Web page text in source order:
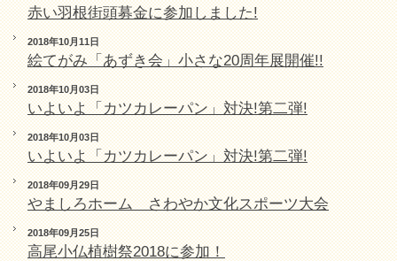
赤い羽根街頭募金に参加しました!
2018年10月11日
絵てがみ「あずき会」小さな20周年展開催!!
2018年10月03日
いよいよ「カツカレーパン」対決!第二弾!
2018年10月03日
いよいよ「カツカレーパン」対決!第二弾!
2018年09月29日
やましろホーム さわやか文化スポーツ大会
2018年09月25日
高尾小仏植樹祭2018に参加！